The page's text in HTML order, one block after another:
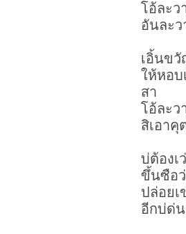
โอ้ละว
อันละ
เอิ้นขวั
ให้หอบ
สา
โอ้ละว
สิเอาคุ
บ่ต้องเ
ขึ้นซือว่
ปล่อยเ
อีกบ่ด่